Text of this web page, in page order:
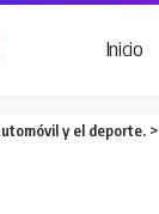
Inicio
y el deporte. >